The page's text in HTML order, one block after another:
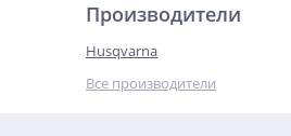
Производители
Husqvarna
Все производители